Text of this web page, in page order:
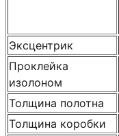
Эксцентрик
Проклейка
изолоном
Толщина полотна
Толщина коробки